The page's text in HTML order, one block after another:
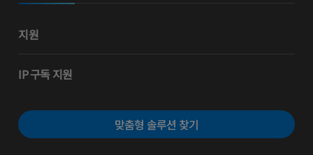
지원
IP 구독 지원
맞춤형 솔루션 찾기